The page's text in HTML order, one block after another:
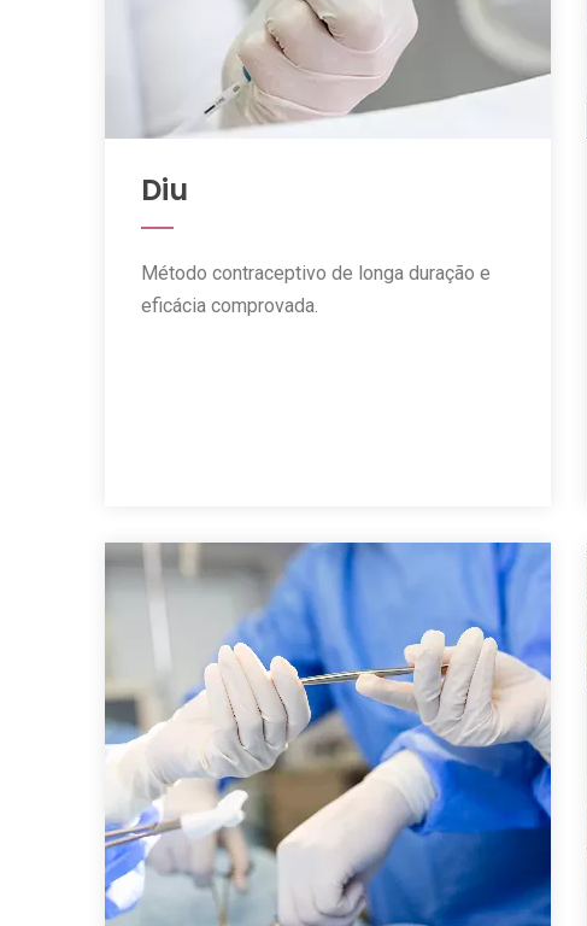
Diu
Método contraceptivo de longa duração e
eficácia comprovada.